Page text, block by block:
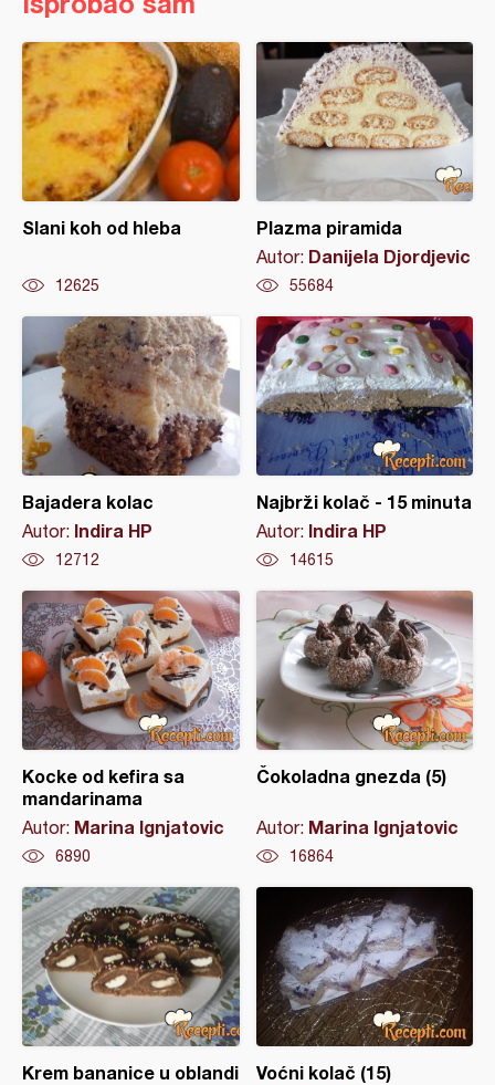
Slani koh od hleba
12625
Plazma piramida
Autor: Danijela Djordjevic
55684
Bajadera kolac
Autor: Indira HP
12712
Najbrži kolač - 15 minuta
Autor: Indira HP
14615
Kocke od kefira sa
mandarinama
Autor: Marina Ignjatovic
6890
Čokoladna gnezda (5)
Autor: Marina Ignjatovic
16864
Krem bananice u oblandi Voćni kolač (15)